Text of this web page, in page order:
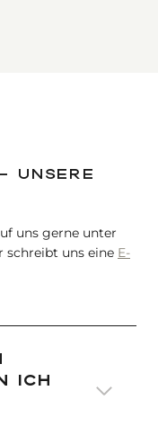
UNSERE
uns gerne unter
schreibt uns eine E-
ich